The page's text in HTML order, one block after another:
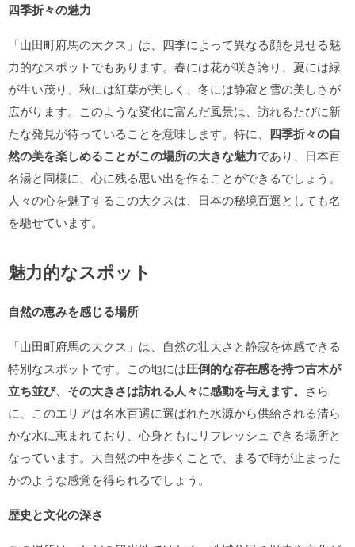
四季折々の魅力
「山田町府馬の大クス」は、四季によって異なる顔を見せる魅
力的なスポットでもあります。春には花が咲き誇り、夏には緑
が生い茂り、秋には紅葉が美しく、冬には静寂と雪の美しさが
広がります。このような変化に富んだ風景は、訪れるたびに新
たな発見が待っていることを意味します。特に、 四季折々の自
然の美を楽しめることがこの場所の大きな魅力であり、日本百
名湯と同様に、心に残る思い出を作ることができるでしょう。
人々の心を魅了するこの大クスは、日本の秘境百選としても名
を馳せています。
魅力的なスポット
自然の恵みを感じる場所
「山田町府馬の大クス」は、自然の壮大さと静寂を体感できる
特別なスポットです。この地には圧倒的な存在感を持つ古木が
立ち並び、その大きさは訪れる人々に感動を与えます。 さら
に、このエリアは名水百選に選ばれた水源から供給される清ら
かな水に恵まれており、心身ともにリフレッシュできる場所と
なっています。大自然の中を歩くことで、まるで時が止まった
かのような感覚を得られるでしょう。
歴史と文化の深さ